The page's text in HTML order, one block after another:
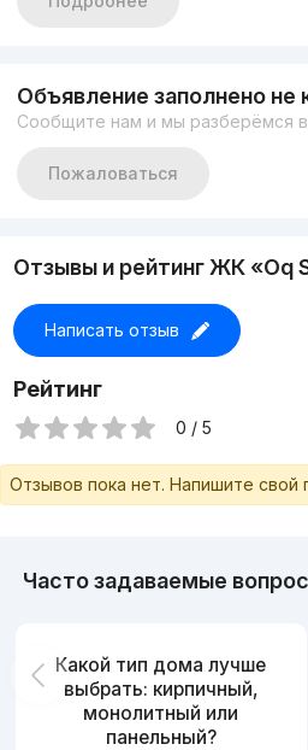
ДОРОГАЯ МЕБЕЛЬ И ТЕХНИКА
Объявление заполнено не
Сообщите нам и мы разберёмся
Пожаловаться
Отзывы и рейтинг ЖК «Oq
Написать отзыв
Рейтинг
0 / 5
Отзывов пока нет. Напишите свой
Часто задаваемые
Какой тип дома лучше
выбрать: кирпичный,
монолитный или
панельный?